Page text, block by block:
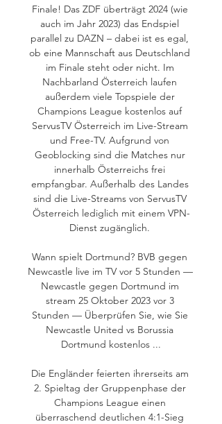
Finale! Das ZDF überträgt 2024 (wie
auch im Jahr 2023) das Endspiel
parallel zu DAZN – dabei ist es egal,
ob eine Mannschaft aus Deutschland
im Finale steht oder nicht. Im
Nachbarland Österreich laufen
außerdem viele Topspiele der
Champions League kostenlos auf
ServusTV Österreich im Live-Stream
und Free-TV. Aufgrund von
Geoblocking sind die Matches nur
innerhalb Österreichs frei
empfangbar. Außerhalb des Landes
sind die Live-Streams von ServusTV
Österreich lediglich mit einem VPN-
Dienst zugänglich.
Wann spielt Dortmund? BVB gegen
Newcastle live im TV vor 5 Stunden —
Newcastle gegen Dortmund im
stream 25 Oktober 2023 vor 3
Stunden — Überprüfen Sie, wie Sie
Newcastle United vs Borussia
Dortmund kostenlos ...
Die Engländer feierten ihrerseits am
2. Spieltag der Gruppenphase der
Champions League einen
überraschend deutlichen 4:1-Sieg